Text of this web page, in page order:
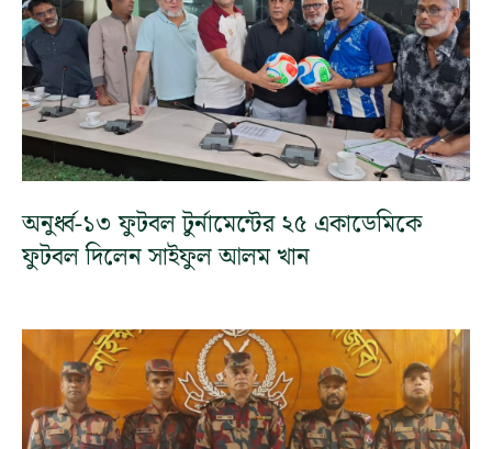
অনুর্ধ্ব-১৩ ফুটবল টুর্নামেন্টের ২৫ একাডেমিকে
ফুটবল দিলেন সাইফুল আলম খান